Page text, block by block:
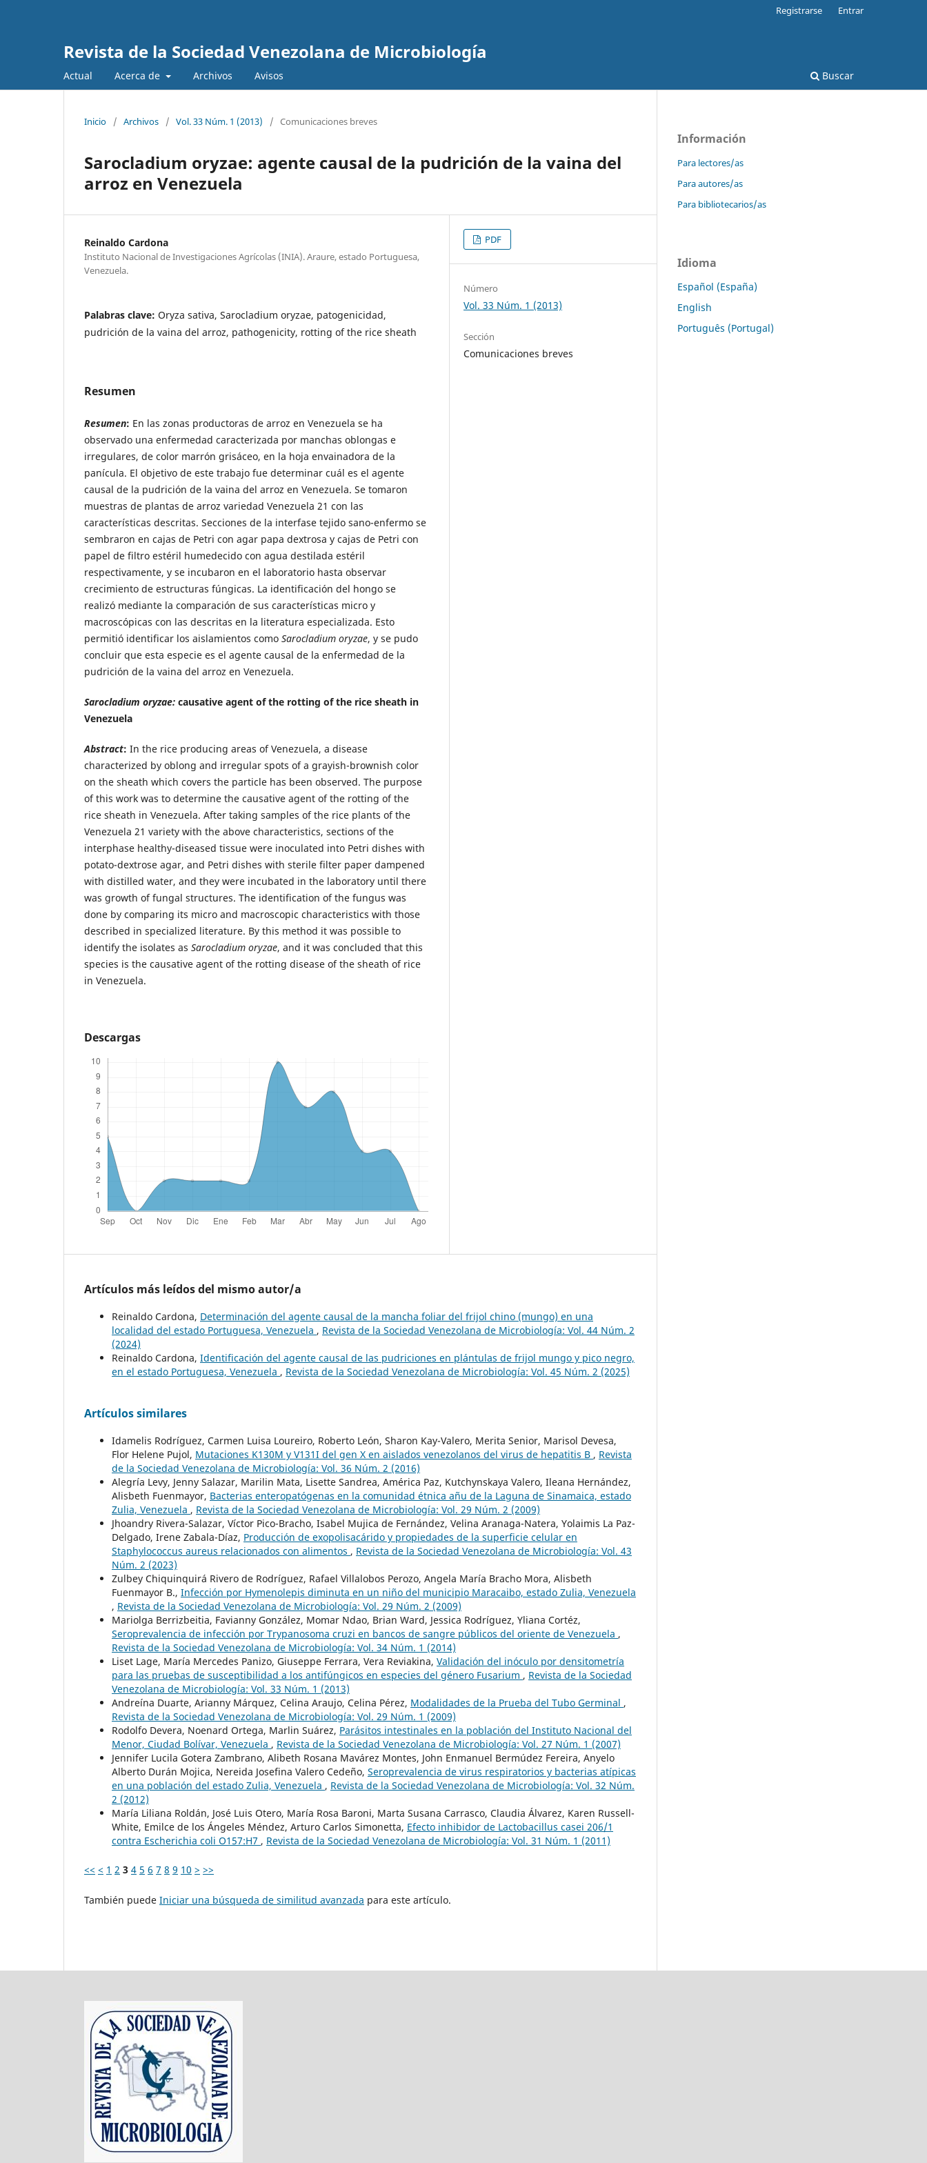
Revista de la Sociedad Venezolana de Microbiología
Actual Acerca de Archivos Avisos Buscar
Registrarse Entrar
Inicio / Archivos / Vol. 33 Núm. 1 (2013) / Comunicaciones breves
Sarocladium oryzae: agente causal de la pudrición de la vaina del
arroz en Venezuela
Reinaldo Cardona
Instituto Nacional de Investigaciones Agrícolas (INIA). Araure, estado Portuguesa,
Venezuela.
Palabras clave: Oryza sativa, Sarocladium oryzae, patogenicidad,
pudrición de la vaina del arroz, pathogenicity, rotting of the rice sheath
Resumen
Resumen: En las zonas productoras de arroz en Venezuela se ha
observado una enfermedad caracterizada por manchas oblongas e
irregulares, de color marrón grisáceo, en la hoja envainadora de la
panícula. El objetivo de este trabajo fue determinar cuál es el agente
causal de la pudrición de la vaina del arroz en Venezuela. Se tomaron
muestras de plantas de arroz variedad Venezuela 21 con las
características descritas. Secciones de la interfase tejido sano-enfermo se
sembraron en cajas de Petri con agar papa dextrosa y cajas de Petri con
papel de filtro estéril humedecido con agua destilada estéril
respectivamente, y se incubaron en el laboratorio hasta observar
crecimiento de estructuras fúngicas. La identificación del hongo se
realizó mediante la comparación de sus características micro y
macroscópicas con las descritas en la literatura especializada. Esto
permitió identificar los aislamientos como Sarocladium oryzae, y se pudo
concluir que esta especie es el agente causal de la enfermedad de la
pudrición de la vaina del arroz en Venezuela.
Sarocladium oryzae: causative agent of the rotting of the rice sheath in
Venezuela
Abstract: In the rice producing areas of Venezuela, a disease
characterized by oblong and irregular spots of a grayish-brownish color
on the sheath which covers the particle has been observed. The purpose
of this work was to determine the causative agent of the rotting of the
rice sheath in Venezuela. After taking samples of the rice plants of the
Venezuela 21 variety with the above characteristics, sections of the
interphase healthy-diseased tissue were inoculated into Petri dishes with
potato-dextrose agar, and Petri dishes with sterile filter paper dampened
with distilled water, and they were incubated in the laboratory until there
was growth of fungal structures. The identification of the fungus was
done by comparing its micro and macroscopic characteristics with those
described in specialized literature. By this method it was possible to
identify the isolates as Sarocladium oryzae, and it was concluded that this
species is the causative agent of the rotting disease of the sheath of rice
in Venezuela.
Descargas
PDF
Número
Vol. 33 Núm. 1 (2013)
Sección
Comunicaciones breves
Artículos más leídos del mismo autor/a
Reinaldo Cardona, Determinación del agente causal de la mancha foliar del frijol chino (mungo) en una
localidad del estado Portuguesa, Venezuela , Revista de la Sociedad Venezolana de Microbiología: Vol. 44 Núm. 2
(2024)
Reinaldo Cardona, Identificación del agente causal de las pudriciones en plántulas de frijol mungo y pico negro,
en el estado Portuguesa, Venezuela , Revista de la Sociedad Venezolana de Microbiología: Vol. 45 Núm. 2 (2025)
Artículos similares
Idamelis Rodríguez, Carmen Luisa Loureiro, Roberto León, Sharon Kay-Valero, Merita Senior, Marisol Devesa,
Flor Helene Pujol, Mutaciones K130M y V131I del gen X en aislados venezolanos del virus de hepatitis B , Revista
de la Sociedad Venezolana de Microbiología: Vol. 36 Núm. 2 (2016)
Alegría Levy, Jenny Salazar, Marilin Mata, Lisette Sandrea, América Paz, Kutchynskaya Valero, Ileana Hernández,
Alisbeth Fuenmayor, Bacterias enteropatógenas en la comunidad étnica añu de la Laguna de Sinamaica, estado
Zulia, Venezuela , Revista de la Sociedad Venezolana de Microbiología: Vol. 29 Núm. 2 (2009)
Jhoandry Rivera-Salazar, Víctor Pico-Bracho, Isabel Mujica de Fernández, Velina Aranaga-Natera, Yolaimis La Paz-
Delgado, Irene Zabala-Díaz, Producción de exopolisacárido y propiedades de la superficie celular en
Staphylococcus aureus relacionados con alimentos , Revista de la Sociedad Venezolana de Microbiología: Vol. 43
Núm. 2 (2023)
Zulbey Chiquinquirá Rivero de Rodríguez, Rafael Villalobos Perozo, Angela María Bracho Mora, Alisbeth
Fuenmayor B., Infección por Hymenolepis diminuta en un niño del municipio Maracaibo, estado Zulia, Venezuela
, Revista de la Sociedad Venezolana de Microbiología: Vol. 29 Núm. 2 (2009)
Mariolga Berrizbeitia, Favianny González, Momar Ndao, Brian Ward, Jessica Rodríguez, Yliana Cortéz,
Seroprevalencia de infección por Trypanosoma cruzi en bancos de sangre públicos del oriente de Venezuela ,
Revista de la Sociedad Venezolana de Microbiología: Vol. 34 Núm. 1 (2014)
Liset Lage, María Mercedes Panizo, Giuseppe Ferrara, Vera Reviakina, Validación del inóculo por densitometría
para las pruebas de susceptibilidad a los antifúngicos en especies del género Fusarium , Revista de la Sociedad
Venezolana de Microbiología: Vol. 33 Núm. 1 (2013)
Andreína Duarte, Arianny Márquez, Celina Araujo, Celina Pérez, Modalidades de la Prueba del Tubo Germinal ,
Revista de la Sociedad Venezolana de Microbiología: Vol. 29 Núm. 1 (2009)
Rodolfo Devera, Noenard Ortega, Marlin Suárez, Parásitos intestinales en la población del Instituto Nacional del
Menor, Ciudad Bolívar, Venezuela , Revista de la Sociedad Venezolana de Microbiología: Vol. 27 Núm. 1 (2007)
Jennifer Lucila Gotera Zambrano, Alibeth Rosana Mavárez Montes, John Enmanuel Bermúdez Fereira, Anyelo
Alberto Durán Mojica, Nereida Josefina Valero Cedeño, Seroprevalencia de virus respiratorios y bacterias atípicas
en una población del estado Zulia, Venezuela , Revista de la Sociedad Venezolana de Microbiología: Vol. 32 Núm.
2 (2012)
María Liliana Roldán, José Luis Otero, María Rosa Baroni, Marta Susana Carrasco, Claudia Álvarez, Karen Russell-
White, Emilce de los Ángeles Méndez, Arturo Carlos Simonetta, Efecto inhibidor de Lactobacillus casei 206/1
contra Escherichia coli O157:H7 , Revista de la Sociedad Venezolana de Microbiología: Vol. 31 Núm. 1 (2011)
<< < 1 2 3 4 5 6 7 8 9 10 > >>
También puede Iniciar una búsqueda de similitud avanzada para este artículo.
Información
Para lectores/as
Para autores/as
Para bibliotecarios/as
Idioma
Español (España)
English
Português (Portugal)